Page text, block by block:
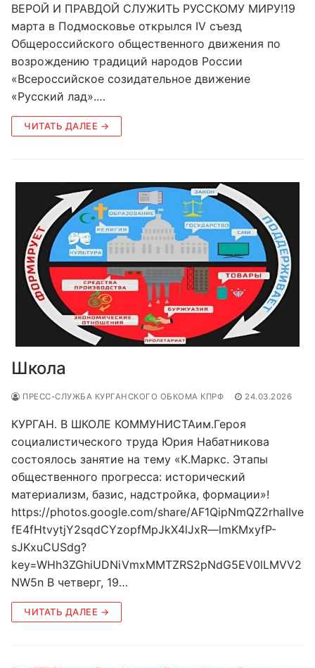
ВЕРОЙ И ПРАВДОЙ СЛУЖИТЬ РУССКОМУ МИРУ!19
марта в Подмосковье открылся IV съезд
Общероссийского общественного движения по
возрождению традиций народов России
«Всероссийское созидательное движение
«Русский лад».…
ЧИТАТЬ ДАЛЕЕ →
Школа
ПРЕСС-СЛУЖБА КУРГАНСКОГО ОБКОМА КПРФ 24.03.2026
КУРГАН. В ШКОЛЕ КОММУНИСТАим.Героя
социалистического труда Юрия Набатникова
состоялось занятие на тему «К.Маркс. Этапы
общественного прогресса: исторический
материализм, базис, надстройка, формации»!
https://photos.google.com/share/AF1QipNmQZ2rhaIIve
fE4fHtvytjY2sqdCYzopfMpJkX4lJxR—lmKMxyfP-
sJKxuCUSdg?
key=WHh3ZGhiUDNiVmxMMTZRS2pNdG5EV0lLMVV2
NW5n В четверг, 19…
ЧИТАТЬ ДАЛЕЕ →